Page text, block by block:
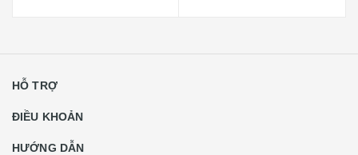
HỖ TRỢ
ĐIỀU KHOẢN
HƯỚNG DẪN